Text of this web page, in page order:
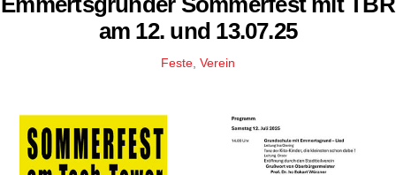
am 12. und 13.07.25
Feste Verein